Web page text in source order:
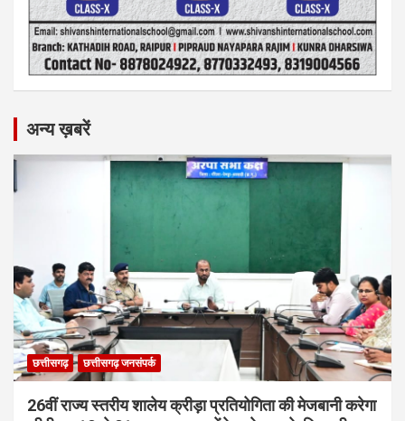
अन्य ख़बरें
छत्तीसगढ़ छत्तीसगढ़ जनसंपर्क
26वीं राज्य स्तरीय शालेय क्रीड़ा प्रतियोगिता की मेजबानी करेगा